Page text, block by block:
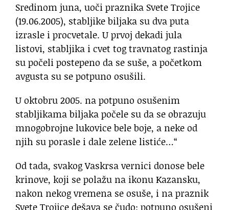
Sredinom juna, uoči praznika Svete Trojice
(19.06.2005), stabljike biljaka su dva puta
izrasle i procvetale. U prvoj dekadi jula
listovi, stabljika i cvet tog travnatog rastinja
su počeli postepeno da se suše, a početkom
avgusta su se potpuno osušili.
U oktobru 2005. na potpuno osušenim
stabljikama biljaka počele su da se obrazuju
mnogobrojne lukovice bele boje, a neke od
njih su porasle i dale zelene listiće…“
Od tada, svakog Vaskrsa vernici donose bele
krinove, koji se polažu na ikonu Kazansku,
nakon nekog vremena se osuše, i na praznik
Svete Trojice dešava se čudo: potpuno osušeni